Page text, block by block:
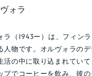
ォラ
ラ（1943ー）は、フィン
人物です。オルヴォラの
活の中に取り込まれてい
プでコーヒーを飲み、彼